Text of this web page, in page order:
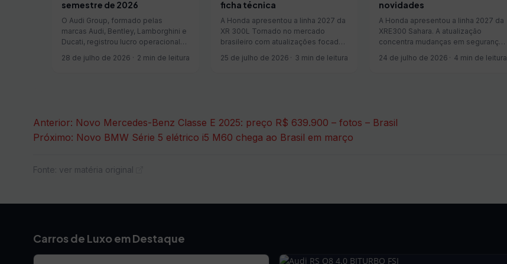
semestre de 2026
O Audi Group, formado pelas
marcas Audi, Bentley, Lamborghini e
Ducati, registrou lucro operacional
vendido no primeiro semestre de
28 de julho de 2026 2 min de leitura
ficha técnica
A Honda apresentou a linha 2027 da
XR 300L Tornado no mercado
brasileiro com atualizações focadas
modelo on-off road, que resgatou o
25 de julho de 2026 3 min de leitura
novidades
A Honda apresentou a linha 2027 da
XRE300 Sahara. A atualização
concentra mudanças em segurança,
mantendo o conjunto mecânico já
24 de julho de 2026 4 min de leitura
Navegação
de
Post
Anterior: Novo Mercedes-Benz Classe E 2025: preço R$ 639.900 – fotos – Brasil
Próximo: Novo BMW Série 5 elétrico i5 M60 chega ao Brasil em março
Fonte: ver matéria original
Carros de Luxo em Destaque